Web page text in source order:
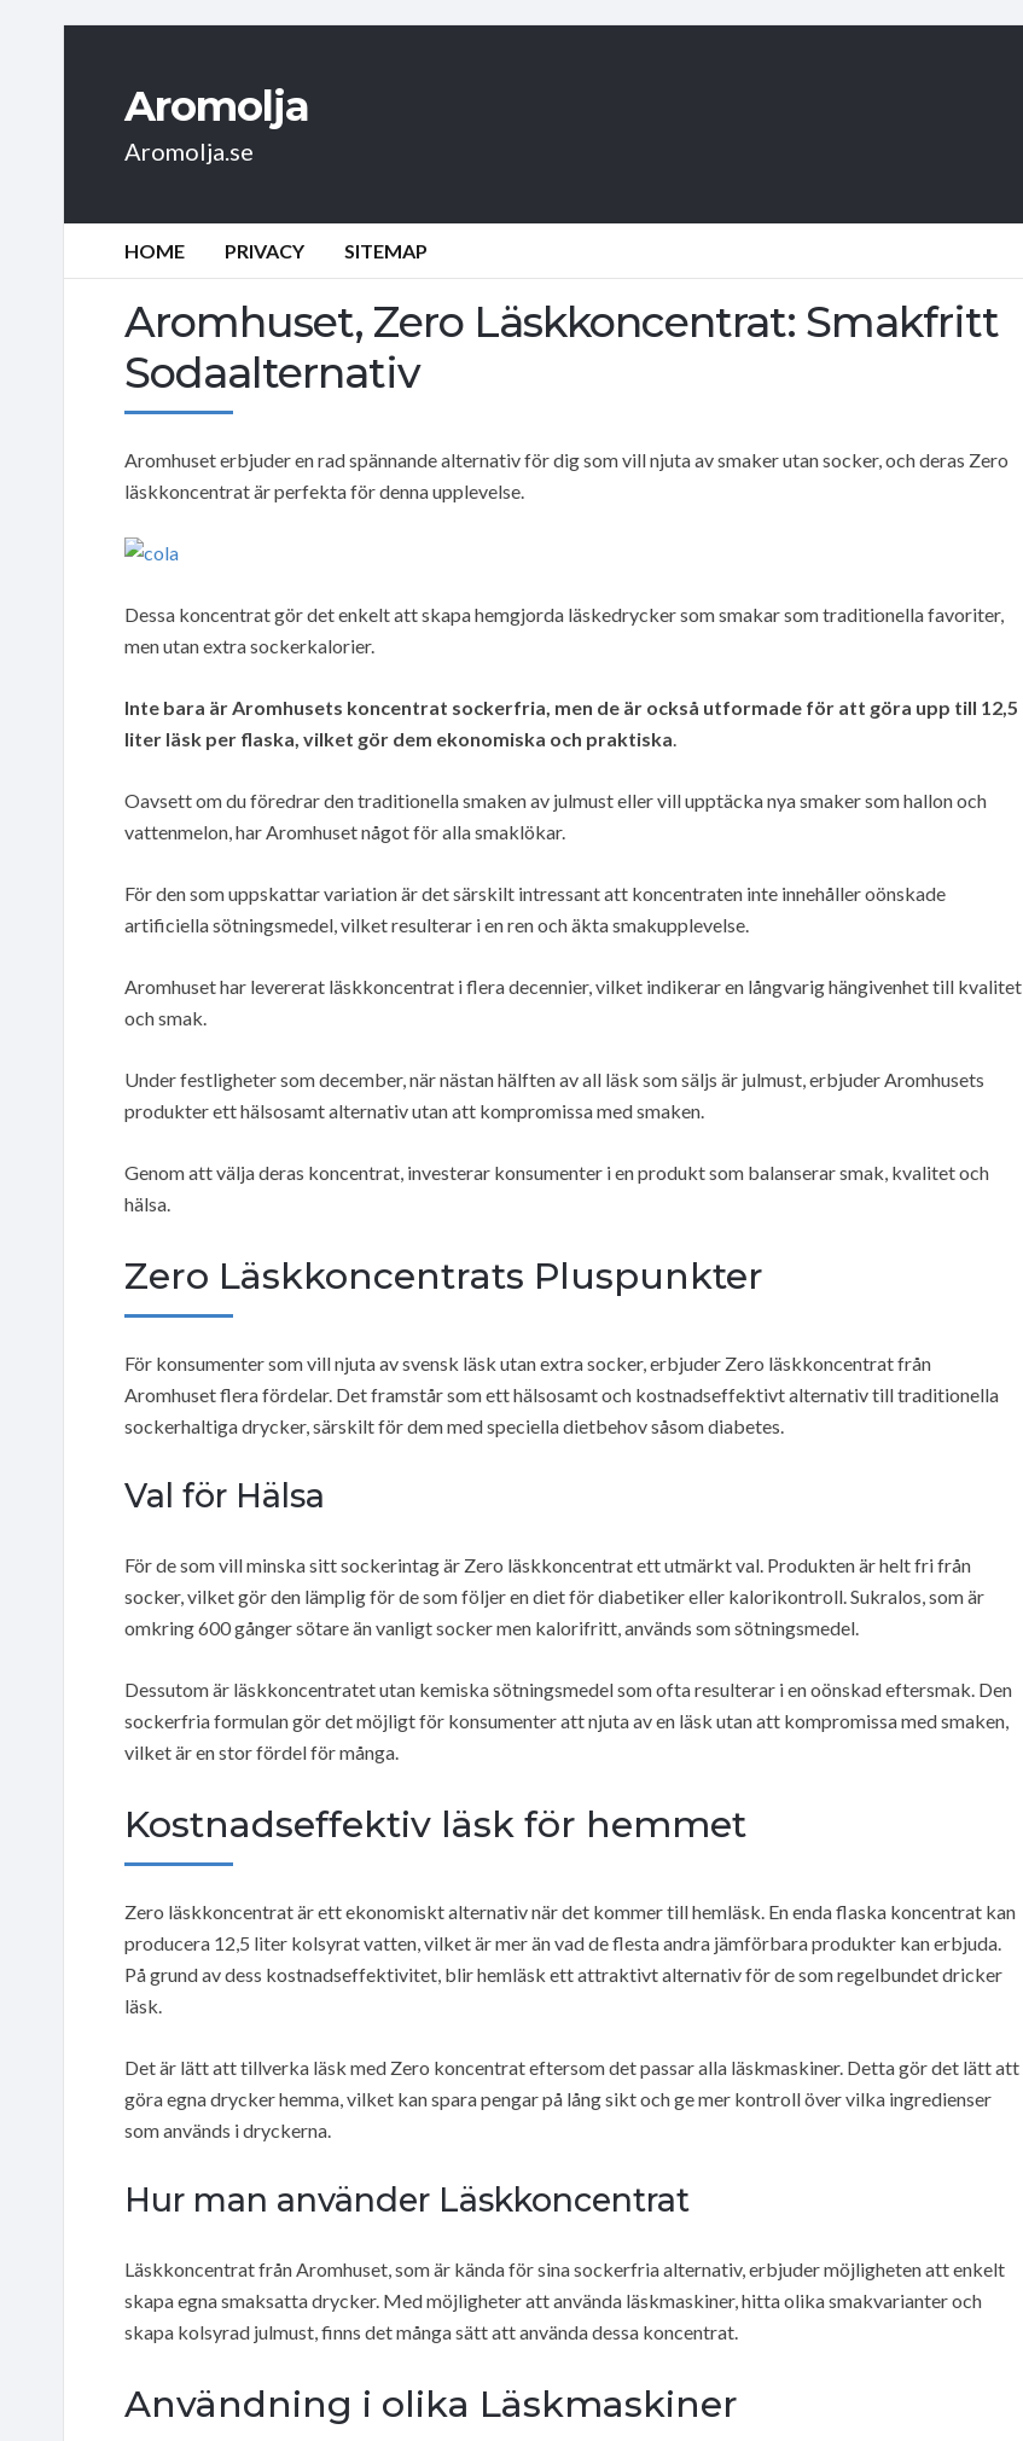
Aromolja
Aromolja.se
HOME PRIVACY SITEMAP
Aromhuset, Zero Läskkoncentrat: Smakfritt
Sodaalternativ
Aromhuset erbjuder en rad spännande alternativ för dig som vill njuta av smaker utan socker, och deras Zero
läskkoncentrat är perfekta för denna upplevelse.
Dessa koncentrat gör det enkelt att skapa hemgjorda läskedrycker som smakar som traditionella favoriter,
men utan extra sockerkalorier.
Inte bara är Aromhusets koncentrat sockerfria, men de är också utformade för att göra upp till 12,5
liter läsk per flaska, vilket gör dem ekonomiska och praktiska.
Oavsett om du föredrar den traditionella smaken av julmust eller vill upptäcka nya smaker som hallon och
vattenmelon, har Aromhuset något för alla smaklökar.
För den som uppskattar variation är det särskilt intressant att koncentraten inte innehåller oönskade
artificiella sötningsmedel, vilket resulterar i en ren och äkta smakupplevelse.
Aromhuset har levererat läskkoncentrat i flera decennier, vilket indikerar en långvarig hängivenhet till kvalitet
och smak.
Under festligheter som december, när nästan hälften av all läsk som säljs är julmust, erbjuder Aromhusets
produkter ett hälsosamt alternativ utan att kompromissa med smaken.
Genom att välja deras koncentrat, investerar konsumenter i en produkt som balanserar smak, kvalitet och
hälsa.
Zero Läskkoncentrats Pluspunkter
För konsumenter som vill njuta av svensk läsk utan extra socker, erbjuder Zero läskkoncentrat från
Aromhuset flera fördelar. Det framstår som ett hälsosamt och kostnadseffektivt alternativ till traditionella
sockerhaltiga drycker, särskilt för dem med speciella dietbehov såsom diabetes.
Val för Hälsa
För de som vill minska sitt sockerintag är Zero läskkoncentrat ett utmärkt val. Produkten är helt fri från
socker, vilket gör den lämplig för de som följer en diet för diabetiker eller kalorikontroll. Sukralos, som är
omkring 600 gånger sötare än vanligt socker men kalorifritt, används som sötningsmedel.
Dessutom är läskkoncentratet utan kemiska sötningsmedel som ofta resulterar i en oönskad eftersmak. Den
sockerfria formulan gör det möjligt för konsumenter att njuta av en läsk utan att kompromissa med smaken,
vilket är en stor fördel för många.
Kostnadseffektiv läsk för hemmet
Zero läskkoncentrat är ett ekonomiskt alternativ när det kommer till hemläsk. En enda flaska koncentrat kan
producera 12,5 liter kolsyrat vatten, vilket är mer än vad de flesta andra jämförbara produkter kan erbjuda.
På grund av dess kostnadseffektivitet, blir hemläsk ett attraktivt alternativ för de som regelbundet dricker
läsk.
Det är lätt att tillverka läsk med Zero koncentrat eftersom det passar alla läskmaskiner. Detta gör det lätt att
göra egna drycker hemma, vilket kan spara pengar på lång sikt och ge mer kontroll över vilka ingredienser
som används i dryckerna.
Hur man använder Läskkoncentrat
Läskkoncentrat från Aromhuset, som är kända för sina sockerfria alternativ, erbjuder möjligheten att enkelt
skapa egna smaksatta drycker. Med möjligheter att använda läskmaskiner, hitta olika smakvarianter och
skapa kolsyrad julmust, finns det många sätt att använda dessa koncentrat.
Användning i olika Läskmaskiner